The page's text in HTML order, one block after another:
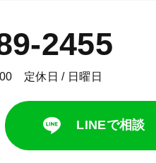
2455
定休日 / 日曜日
LINEで相談